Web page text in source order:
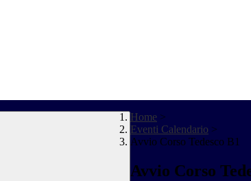
Home >
Eventi Calendario >
Avvio Corso Tedesco B1
Avvio Corso